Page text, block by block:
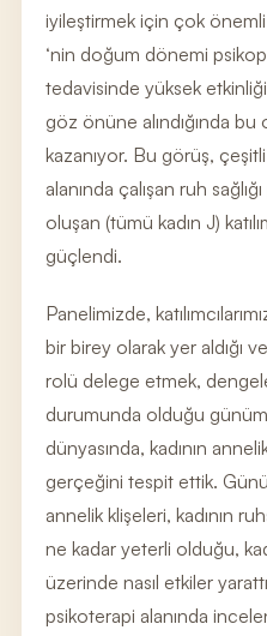
iyileştirmek için çok
‘nin doğum dönemi
tedavisinde yüksek
göz önüne alındığında
kazanıyor. Bu görüş, çeşitli
alanında çalışan ruh
oluşan (tümü kadın J)
güçlendi.
Panelimizde,
bir birey olarak yer aldığı
rolü delege etmek,
durumunda olduğu
dünyasında, kadının
gerçeğini tespit ettik.
annelik klişeleri, kadının
ne kadar yeterli olduğu,
üzerinde nasıl etkiler
psikoterapi alanında